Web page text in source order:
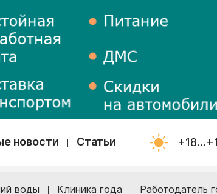
новости Статьи
воды Клиника года Работодатель